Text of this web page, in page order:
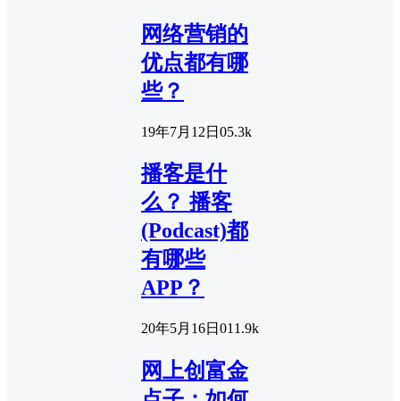
网络营销的
优点都有哪
些？
19年7月12日 05.3k
播客是什
么？ 播客
(Podcast)都
有哪些
APP？
20年5月16日 011.9k
网上创富金